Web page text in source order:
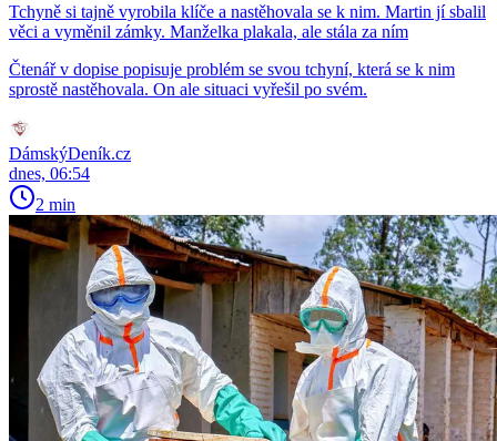
Tchyně si tajně vyrobila klíče a nastěhovala se k nim. Martin jí sbalil
věci a vyměnil zámky. Manželka plakala, ale stála za ním
Čtenář v dopise popisuje problém se svou tchyní, která se k nim
sprostě nastěhovala. On ale situaci vyřešil po svém.
DámskýDeník.cz
dnes, 06:54
2 min